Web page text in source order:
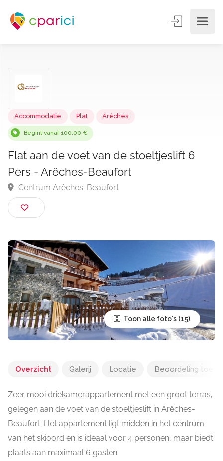
Accommodatie Plat
Flat aan de voet van de stoeltjeslift 6
Pers - Arêches-Beaufort
Centrum Arêches-Beaufort
Toon alle foto's
Overzicht Galerij Locatie Beoordeling
Zeer mooi driekamerappartement met een groot terras,
gelegen aan de voet van de stoeltjeslift in Arêches-
Beaufort. Het appartement ligt midden in het centrum
van het skioord en is ideaal voor 4 personen, maar biedt
plaats aan maximaal 6 gasten.